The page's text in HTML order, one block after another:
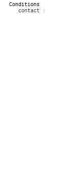
Conditions
contact :